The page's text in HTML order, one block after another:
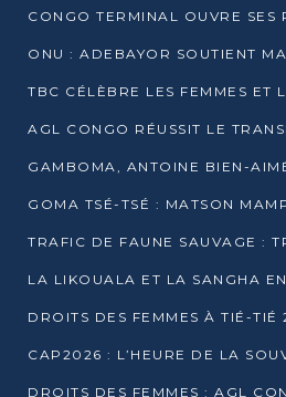
ONU : ADEBAYOR SOUTIENT
CAP2026 : L’HEURE DE LA